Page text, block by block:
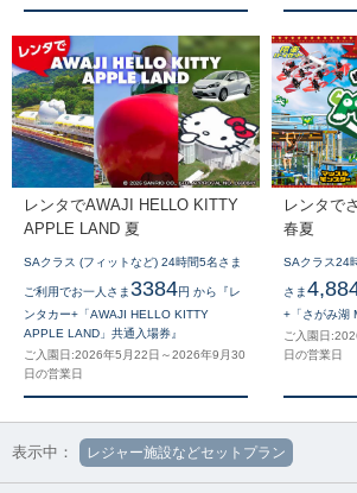
レンタでAWAJI HELLO KITTY
APPLE LAND 夏
SAクラス (フィットなど) 24時間5名さま
ご利用でお一人さま 3384円 から『レ
ンタカー+「AWAJI HELLO KITTY
APPLE LAND」共通入場券』
ご入園日:2026年5月22日～2026年9月30
日の営業日
レンタで
春夏
SAクラス24
さま
+「さがみ湖
ご入園日
日の営業日
表示中： レジャー施設などセットプラン